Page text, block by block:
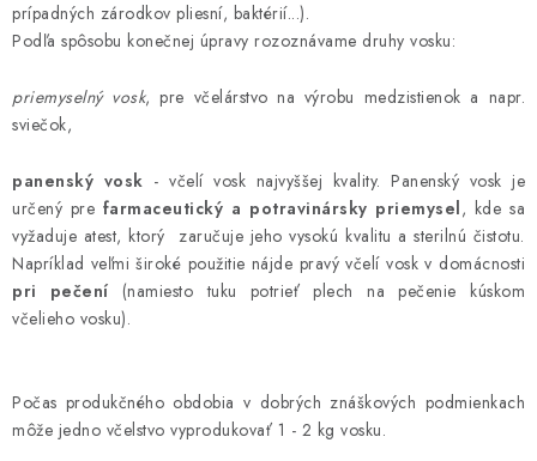
LITERATÚRA - KNIHY
AKCIE A ZĽAVY
ČOKOLÁDA
VÝŽIVOVÉ DOPLNKY
Fotogaléria
Obchodné podmienky
prípadných zárodkov pliesní, baktérií...).
Podľa spôsobu konečnej úpravy rozoznávame druhy vosku:
priemyselný vosk, pre včelárstvo na výrobu medzistienok a napr.
sviečok,
panenský vosk - včelí vosk najvyššej kvality. Panenský vosk je
určený pre farmaceutický a potravinársky priemysel, kde sa
vyžaduje atest, ktorý zaručuje jeho vysokú kvalitu a sterilnú čistotu.
Napríklad veľmi široké použitie nájde pravý včelí vosk v domácnosti
pri pečení (namiesto tuku potrieť plech na pečenie kúskom
včelieho vosku).
Počas produkčného obdobia v dobrých znáškových podmienkach
môže jedno včelstvo vyprodukovať 1 - 2 kg vosku.